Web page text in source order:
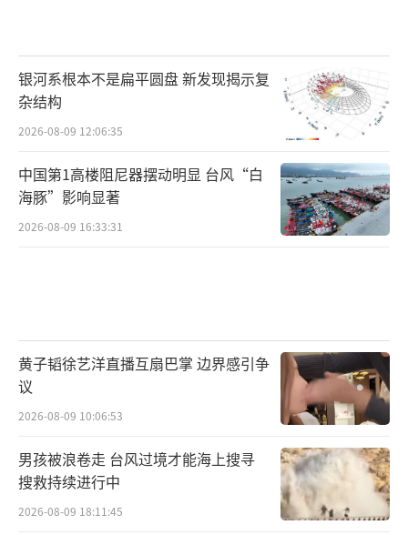
银河系根本不是扁平圆盘 新发现揭示复
杂结构
2026-08-09 12:06:35
中国第1高楼阻尼器摆动明显 台风“白
海豚”影响显著
2026-08-09 16:33:31
黄子韬徐艺洋直播互扇巴掌 边界感引争
议
2026-08-09 10:06:53
男孩被浪卷走 台风过境才能海上搜寻
搜救持续进行中
2026-08-09 18:11:45